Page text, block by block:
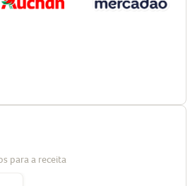
para a receita